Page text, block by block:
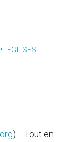
EGLISES
) –Tout en